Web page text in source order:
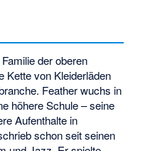
der oberen
Kette von Kleiderläden
Feather wuchs in
höhere Schule – seine
Aufenthalte in
schon seit seinen